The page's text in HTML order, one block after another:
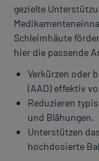
gezielte
Schleimhäute
hier die passende
Verkürzen oder
(AAD) effektiv
Reduzieren
und Blähungen.
Unterstützen
hochdosierte